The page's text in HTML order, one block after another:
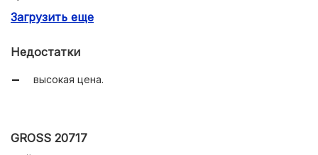
качественное изготовление.
Загрузить еще
Недостатки
высокая цена.
GROSS 20717